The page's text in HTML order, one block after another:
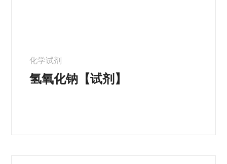
化学试剂
氢氧化钠【试剂】